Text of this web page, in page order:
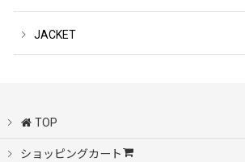
JACKET
TOP
ショッピングカート